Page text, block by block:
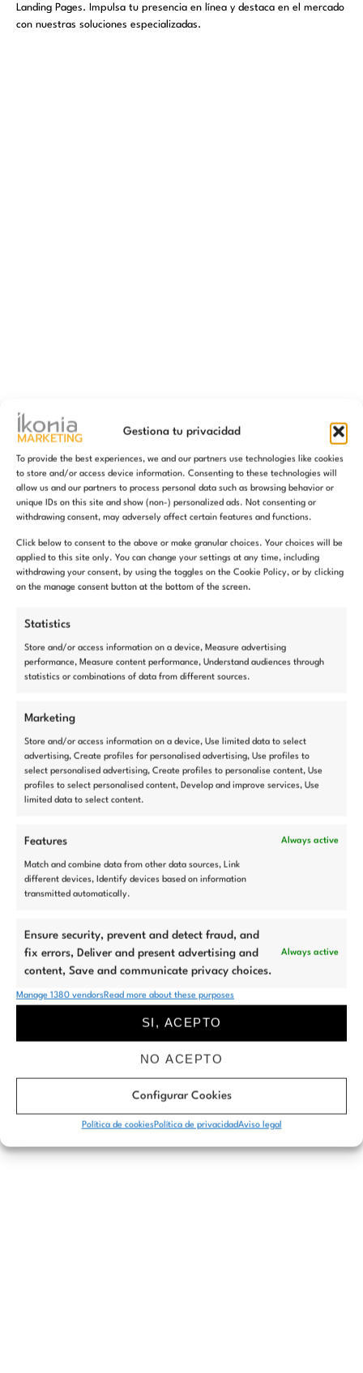
Gestiona tu privacidad
To provide the best experiences, we and our partners use technologies like cookies
to store and/or access device information. Consenting to these technologies will
allow us and our partners to process personal data such as browsing behavior or
unique IDs on this site and show (non-) personalized ads. Not consenting or
withdrawing consent, may adversely affect certain features and functions.
Click below to consent to the above or make granular choices. Your choices will be
applied to this site only. You can change your settings at any time, including
withdrawing your consent, by using the toggles on the Cookie Policy, or by clicking
on the manage consent button at the bottom of the screen.
Statistics
Store and/or access information on a device, Measure advertising
performance, Measure content performance, Understand audiences through
statistics or combinations of data from different sources.
Marketing
Store and/or access information on a device, Use limited data to select
advertising, Create profiles for personalised advertising, Use profiles to
select personalised advertising, Create profiles to personalise content, Use
profiles to select personalised content, Develop and improve services, Use
limited data to select content.
Features Always active
Match and combine data from other data sources, Link
different devices, Identify devices based on information
transmitted automatically.
Ensure security, prevent and detect fraud, and
fix errors, Deliver and present advertising and
content, Save and communicate privacy choices.
Always active
Manage 1380 vendorsRead more about these purposes
SI, ACEPTO
NO ACEPTO
Configurar Cookies
Política de cookiesPolítica de privacidadAviso legal
Landing Pages. Impulsa tu presencia en línea y destaca en el mercado
con nuestras soluciones especializadas.